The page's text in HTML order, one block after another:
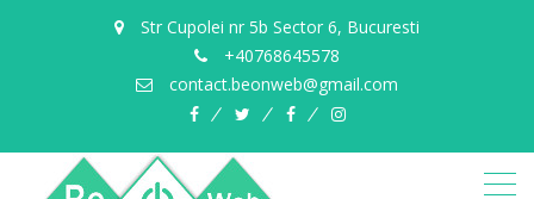
Str Cupolei nr 5b Sector 6, Bucuresti
+40768645578
contact.beonweb@gmail.com